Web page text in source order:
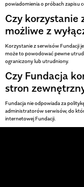
powiadomienia o próbach zapisu
Czy korzystanie
możliwe z
Korzystanie z serwisów Fundacji
może to powodować pewne
ograniczony lub utrudniony.
Czy Fundacja
stron
Fundacja nie odpowiada za
administratorów serwisów, do
internetowej Fundacji.